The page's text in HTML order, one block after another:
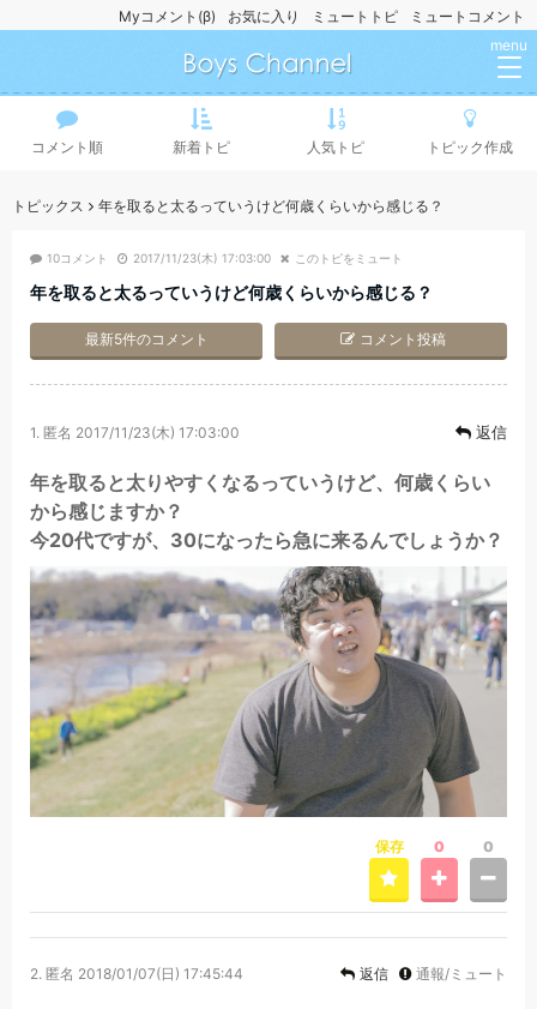
ミュートコメント
ミュートトピ
お気に入り
Myコメント(β)
menu
コメント順 新着トピ 人気トピ トピック作成
トピックス 年を取ると太るっていうけど何歳くらいから感じる？
10コメント 2017/11/23(木) 17:03:00 このトピをミュート
年を取ると太るっていうけど何歳くらいから感じる？
コメント投稿
最新5件のコメント
1. 匿名 2017/11/23(木) 17:03:00 返信
年を取ると太りやすくなるっていうけど、何歳くらい
から感じますか？
今20代ですが、30になったら急に来るんでしょうか？
保存 0 0
2. 匿名 2018/01/07(日) 17:45:44 返信 通報/ミュート